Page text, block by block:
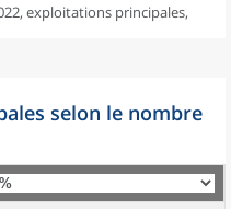
exploitations principales,
selon le nombre